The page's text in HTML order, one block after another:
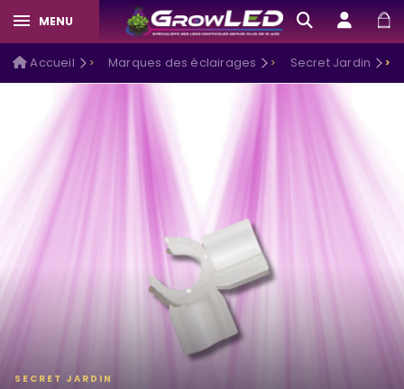
MENU
Accueil Marques des éclairages Secret Jardin
SECRET JARDIN